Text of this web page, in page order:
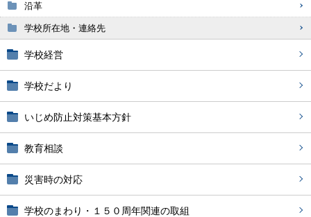
沿革
学校所在地・連絡先
学校経営
学校だより
いじめ防止対策基本方針
教育相談
災害時の対応
学校のまわり・１５０周年関連の取組